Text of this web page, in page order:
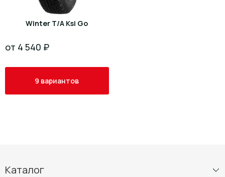
Winter T/A Ksi Go
от 4 540 ₽
9 вариантов
Каталог